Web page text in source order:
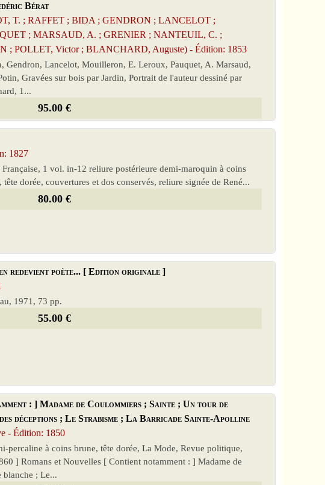
Bérat
T. ; RAFFET ; BIDA ; GENDRON ; LANCELOT ;
; MARSAUD, A. ; GRENIER ; NANTEUIL, C. ;
; POLLET, Victor ; BLANCHARD, Auguste) - Édition: 1853
Gendron, Lancelot, Mouilleron, E. Leroux, Pauquet, A. Marsaud,
Gravées sur bois par Jardin, Portrait de l'auteur dessiné par
1...
95.00 €
1827
1 vol. in-12 reliure postérieure demi-maroquin à coins
dorée, couvertures et dos conservés, reliure signée de René...
80.00 €
redevient poète... [ Edition originale ]
1971, 73 pp.
55.00 €
: ] Madame de Coulommiers ; Sainte ; Un tour de
déceptions ; Le Strabisme ; La Barricade Sainte-Apolline
- Édition: 1850
percaline à coins brune, tête dorée, La Mode, Revue politique,
] Romans et Nouvelles [ Contient notamment : ] Madame de
blanche ; Le...